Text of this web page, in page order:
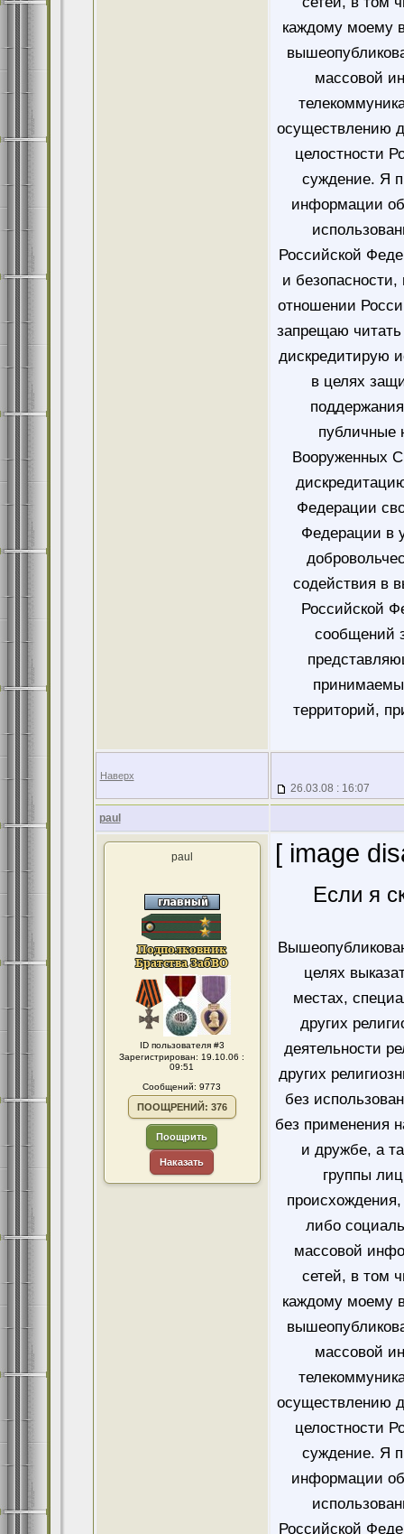
каждому моему
массовой
осуществлению
целостности
суждение. Я
информации
Российской
и безопасности,
отношении
запрещаю читать
дискредитирую
в целях
публичные
Вооруженных
Федерации
Федерации в
содействия в
Российской
сообщений
территорий,
Наверх
26.03.08 : 16:07
paul
paul
ID пользователя #3
Зарегистрирован: 19.10.06 :
09:51
Сообщений: 9773
ПООЩРЕНИЙ: 376
Поощрить
Наказать
[ image
Если я
целях
местах,
других
деятельности
других
без
без применения
и дружбе, а
группы
либо
массовой
сетей, в том
каждому моему
массовой
осуществлению
целостности
суждение. Я
информации
Российской